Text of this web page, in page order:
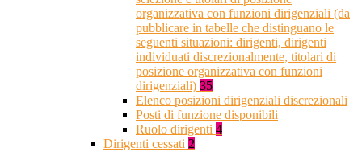
organizzativa con funzioni dirigenziali (da
pubblicare in tabelle che distinguano le
seguenti situazioni: dirigenti, dirigenti
individuati discrezionalmente, titolari di
posizione organizzativa con funzioni
dirigenziali) 35
Elenco posizioni dirigenziali discrezionali
Posti di funzione disponibili
Ruolo dirigenti 4
Dirigenti cessati 2